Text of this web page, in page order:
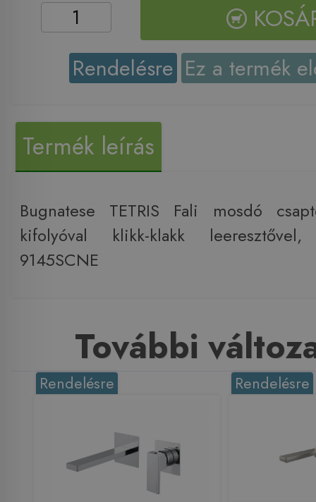
Rendelésre Ez a termék
Termék leírás
Bugnatese TETRIS Fali mosdó
kifolyóval klikk-klakk
9145SCNE
További
Rendelésre Rendelésre